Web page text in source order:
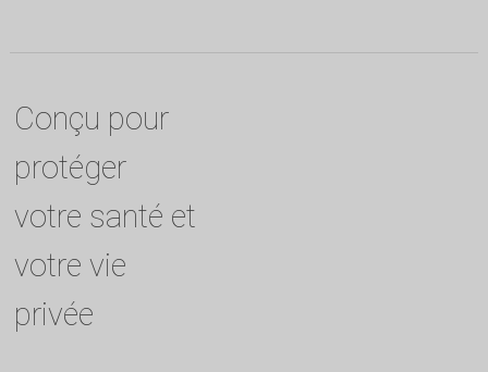
Conçu pour
protéger
votre santé et
votre vie
privée